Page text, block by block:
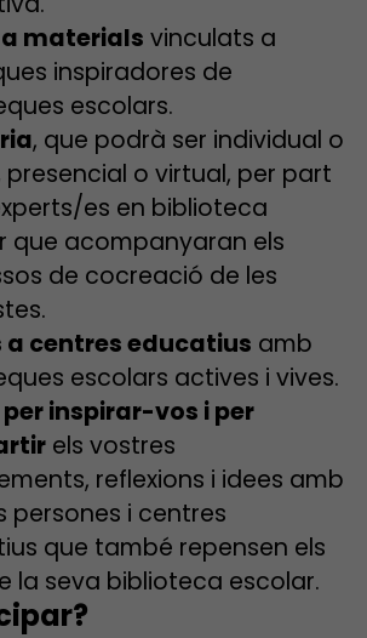
materials vinculats a
inspiradores de
escolars.
, que podrà ser individual o
presencial o virtual, per part
es en biblioteca
que acompanyaran els
de cocreació de les
a centres educatius amb
escolars actives i vives.
per inspirar-vos i per
els vostres
reflexions i idees amb
persones i centres
que també repensen els
la seva biblioteca escolar.